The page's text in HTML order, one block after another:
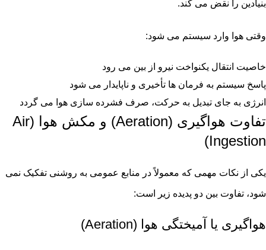
بنیادین را نقض می کند.
وقتی هوا وارد سیستم می شود:
خاصیت انتقال یکنواخت نیرو از بین می رود
پاسخ سیستم به فرمان ها تأخیری و ناپایدار می شود
انرژی به جای تبدیل به حرکت، صرف فشرده سازی هوا می گردد
تفاوت هواگیری (Aeration) و مکش هوا (Air
Ingestion)
یکی از نکات مهمی که معمولاً در منابع عمومی به روشنی تفکیک نمی
شود، تفاوت بین دو پدیده زیر است:
هواگیری یا آمیختگی هوا (Aeration)